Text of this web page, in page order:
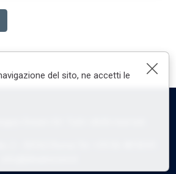
del sito, ne accetti le
2 - 00162 Roma Tel. +39 06 4818341